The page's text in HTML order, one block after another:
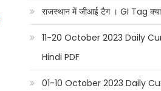
राजस्थान में जीआई टैग । GI Tag
11-20 October 2023 Daily
Hindi PDF
01-10 October 2023 Daily